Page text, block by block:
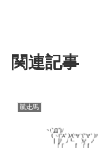
関連記事
競走馬